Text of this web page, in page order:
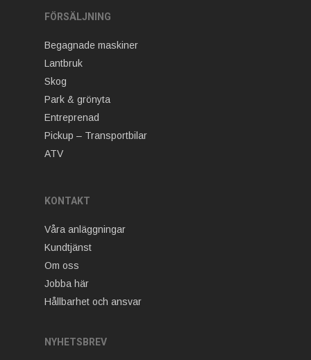
FÖRSÄLJNING
Begagnade maskiner
Lantbruk
Skog
Park & grönyta
Entreprenad
Pickup – Transportbilar
ATV
KONTAKT
Våra anläggningar
Kundtjänst
Om oss
Jobba här
Hållbarhet och ansvar
NYHETSBREV